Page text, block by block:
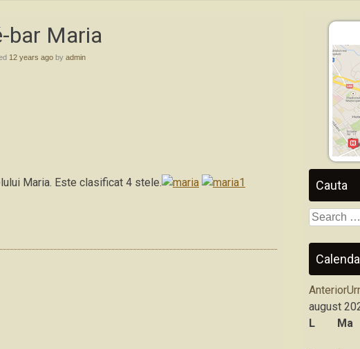
bar Maria
12 years ago by admin
Maria. Este clasificat 4 stele. Cauta
Search
Anterior
august
L
Ma